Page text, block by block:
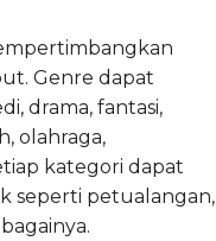
Genre dapat
drama, fantasi,
olahraga,
kategori dapat
seperti petualangan,